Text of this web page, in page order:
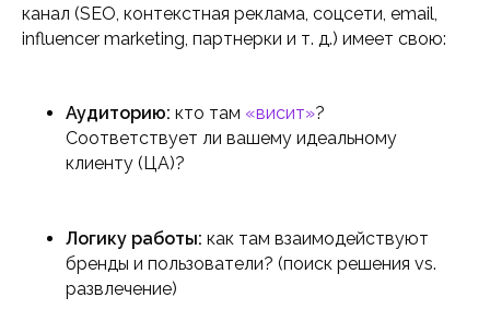
канал (SEO, контекстная реклама, соцсети, email,
influencer marketing, партнерки и т. д.) имеет свою:
Аудиторию: кто там «висит»?
Соответствует ли вашему идеальному
клиенту (ЦА)?
Логику работы: как там взаимодействуют
бренды и пользователи? (поиск решения vs.
развлечение)